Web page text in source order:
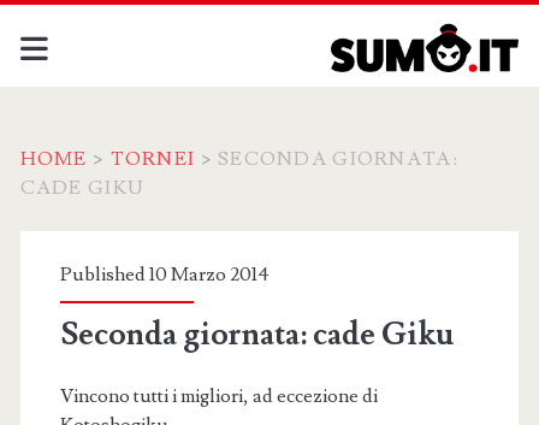
HOME > TORNEI >SECONDA GIORNATA:
CADE GIKU
Published 10 Marzo 2014
Seconda giornata: cade Giku
Vincono tutti i migliori, ad eccezione di